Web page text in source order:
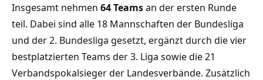
Insgesamt nehmen 64 Teamsan der ersten Runde
teil. Dabei sind alle 18 Mannschaften der Bundesliga
und der 2. Bundesliga gesetzt, ergänzt durch die vier
bestplatzierten Teams der 3. Liga sowie die 21
Verbandspokalsieger der Landesverbände. Zusätzlich